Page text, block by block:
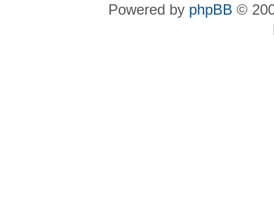
Powered by phpBB ©